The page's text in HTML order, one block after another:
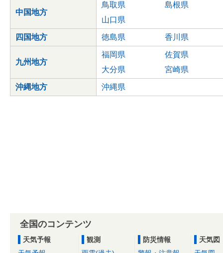
中国地方
鳥取県
島根県
山口県
四国地方 徳島県 香川県
九州地方
福岡県
佐賀県
大分県
宮崎県
沖縄地方 沖縄県
全国のコンテンツ
天気予報
観測
防災情報
天気図